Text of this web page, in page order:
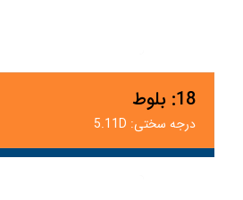
18: بلوط
درجه سختی: 5.11D